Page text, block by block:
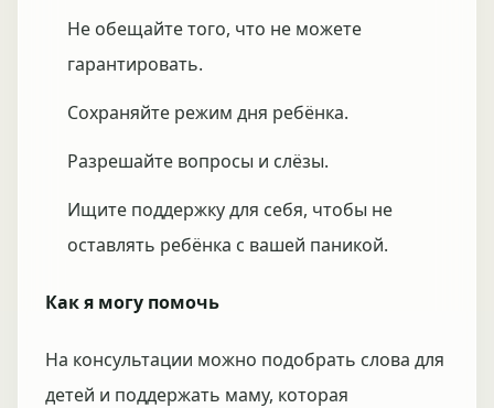
Не обещайте того, что не можете
гарантировать.
Сохраняйте режим дня ребёнка.
Разрешайте вопросы и слёзы.
Ищите поддержку для себя, чтобы не
оставлять ребёнка с вашей паникой.
Как я могу помочь
На консультации можно подобрать слова для
детей и поддержать маму, которая